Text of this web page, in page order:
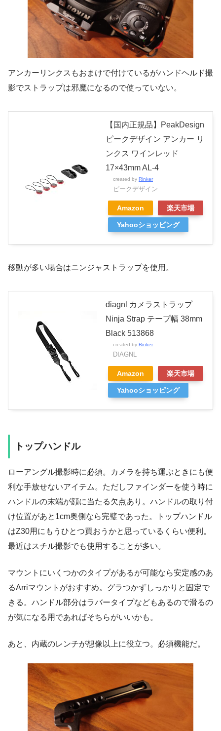
アンカーリンクスもおまけで付けているがハンドヘルド撮
影でストラップは邪魔になるので使っていない。
【国内正規品】PeakDesign
ピークデザイン アンカー リ
ンクス ワインレッド
17×43mm AL-4
created by Rinker
ピークデザイン
Amazon 楽天市場
Yahooショッピング
移動が多い場合はニンジャストラップを使用。
diagnl カメラストラップ
Ninja Strap テープ幅 38mm
Black 513868
created by Rinker
DIAGNL
Amazon 楽天市場
Yahooショッピング
トップハンドル
ローアングル撮影時に必須。カメラを持ち運ぶときにも便
利な手放せないアイテム。ただしファインダーを使う時に
ハンドルの末端が顔に当たる欠点あり。ハンドルの取り付
け位置があと1cm奥側なら完璧であった。トップハンドル
はZ30用にもうひとつ買おうかと思っているくらい便利。
最近はスチル撮影でも使用することが多い。
マウントにいくつかのタイプがあるが可能なら安定感のあ
るArriマウントがおすすめ。グラつかずしっかりと固定で
きる。ハンドル部分はラバータイプなどもあるので滑るの
が気になる用であればそちらがいいかも。
あと、内蔵のレンチが想像以上に役立つ。必須機能だ。